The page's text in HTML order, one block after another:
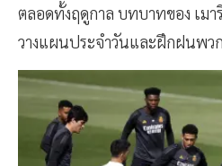
ตลอดทั้งฤดูกาล บทบาทของ เม
วางแผนประจำวันและฝึกฝนพว